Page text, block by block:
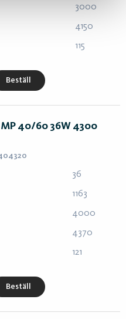
3000
4150
115
Beställ
MP 40/60 36W 4300
36
1163
4000
4370
121
Beställ